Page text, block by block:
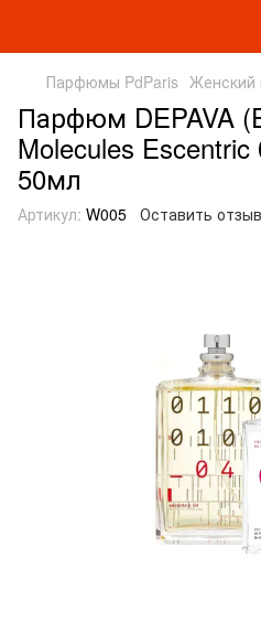
Парфюмы PdParis
Парфюм DEPAVA
Molecules
50мл
Артикул: W005 Оставить отзыв